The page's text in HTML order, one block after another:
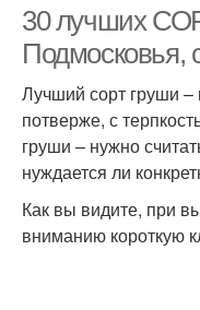
30 лучших
Подмосковья,
Лучший сорт груши –
потверже, с
груши – нужно
нуждается ли
Как вы видите, при
вниманию короткую